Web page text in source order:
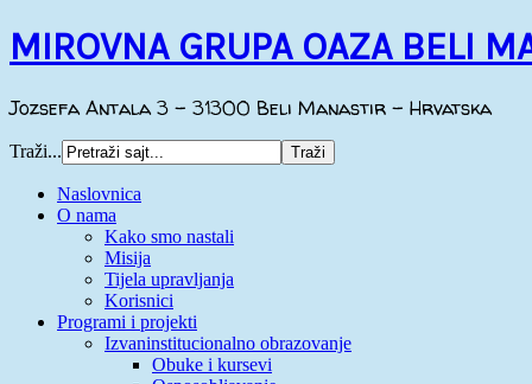
MIROVNA GRUPA OAZA BELI
Jozsefa Antala 3 - 31300 Beli Manastir - Hrvatska
Traži...
Naslovnica
O nama
Kako smo nastali
Misija
Tijela upravljanja
Korisnici
Programi i projekti
Izvaninstitucionalno obrazovanje
Obuke i kursevi